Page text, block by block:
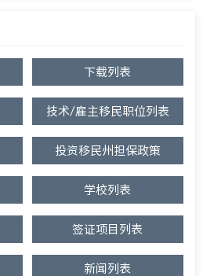
下载列表
技术/雇主移民职位列表
投资移民州担保政策
学校列表
签证项目列表
新闻列表